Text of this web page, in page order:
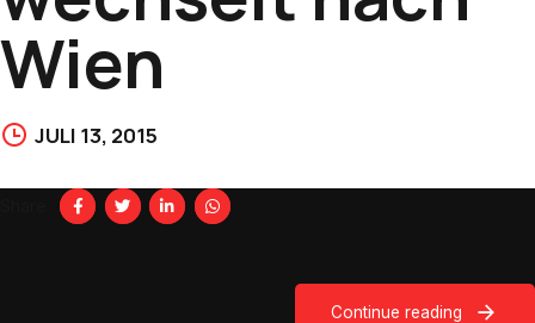
Wien
JULI 13, 2015
Continue reading